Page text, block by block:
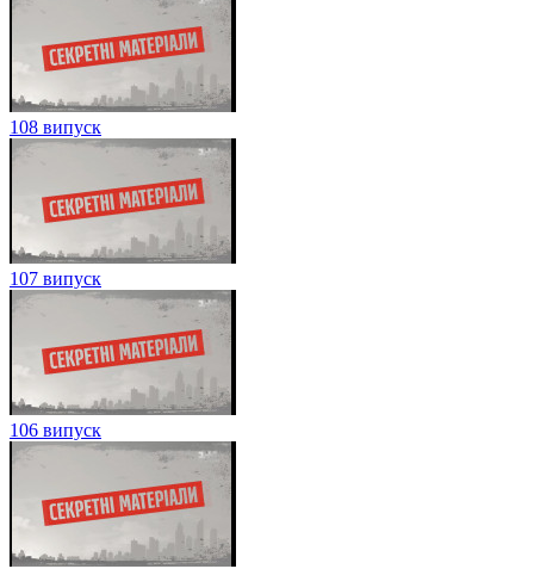
108 випуск
107 випуск
106 випуск